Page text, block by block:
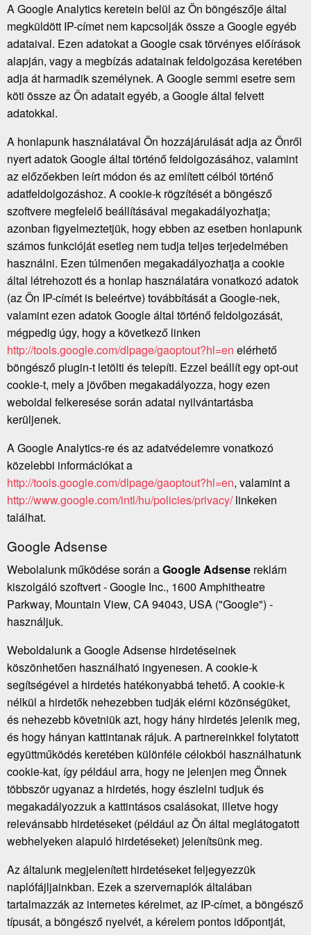
A Google Analytics keretein belül az Ön böngészője által
megküldött IP-címet nem kapcsolják össze a Google egyéb
adataival. Ezen adatokat a Google csak törvényes előírások
alapján, vagy a megbízás adatainak feldolgozása keretében
adja át harmadik személynek. A Google semmi esetre sem
köti össze az Ön adatait egyéb, a Google által felvett
adatokkal.
A honlapunk használatával Ön hozzájárulását adja az Önről
nyert adatok Google által történő feldolgozásához, valamint
az előzőekben leírt módon és az említett célból történő
adatfeldolgozáshoz. A cookie-k rögzítését a böngésző
szoftvere megfelelő beállításával megakadályozhatja;
azonban figyelmeztetjük, hogy ebben az esetben honlapunk
számos funkcióját esetleg nem tudja teljes terjedelmében
használni. Ezen túlmenően megakadályozhatja a cookie
által létrehozott és a honlap használatára vonatkozó adatok
(az Ön IP-címét is beleértve) továbbítását a Google-nek,
valamint ezen adatok Google által történő feldolgozását,
mégpedig úgy, hogy a következő linken
http://tools.google.com/dlpage/gaoptout?hl=en elérhető
böngésző plugin-t letölti és telepíti. Ezzel beállít egy opt-out
cookie-t, mely a jövőben megakadályozza, hogy ezen
weboldal felkeresése során adatai nyilvántartásba
kerüljenek.
A Google Analytics-re és az adatvédelemre vonatkozó
közelebbi információkat a
http://tools.google.com/dlpage/gaoptout?hl=en, valamint a
http://www.google.com/intl/hu/policies/privacy/linkeken
találhat.
Google Adsense
Webolalunk működése során aGoogle Adsense reklám
kiszolgáló szoftvert - Google Inc., 1600 Amphitheatre
Parkway, Mountain View, CA 94043, USA ("Google") -
használjuk.
Weboldalunk a Google Adsense hirdetéseinek
köszönhetően használható ingyenesen. A cookie-k
segítségével a hirdetés hatékonyabbá tehető. A cookie-k
nélkül a hirdetők nehezebben tudják elérni közönségüket,
és nehezebb követniük azt, hogy hány hirdetés jelenik meg,
és hogy hányan kattintanak rájuk. A partnereinkkel folytatott
együttműködés keretében különféle célokból használhatunk
cookie-kat, így például arra, hogy ne jelenjen meg Önnek
többször ugyanaz a hirdetés, hogy észlelni tudjuk és
megakadályozzuk a kattintásos csalásokat, illetve hogy
relevánsabb hirdetéseket (például az Ön által meglátogatott
webhelyeken alapuló hirdetéseket) jelenítsünk meg.
Az általunk megjelenített hirdetéseket feljegyezzük
naplófájljainkban. Ezek a szervernaplók általában
tartalmazzák az internetes kérelmet, az IP-címet, a böngésző
típusát, a böngésző nyelvét, a kérelem pontos időpontját,